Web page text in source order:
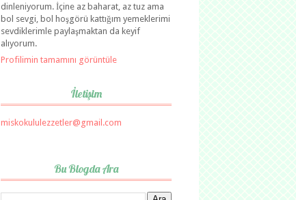
dinleniyorum. İçine az baharat, az tuz ama
bol sevgi, bol hoşgörü kattığım yemeklerimi
sevdiklerimle paylaşmaktan da keyif
alıyorum.
Profilimin tamamını görüntüle
İletişim
miskokululezzetler@gmail.com
Bu Blogda Ara